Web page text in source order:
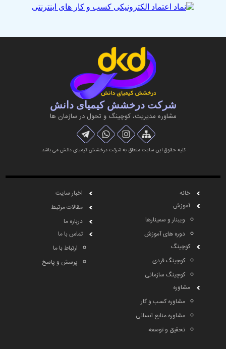
شرکت درخشش کیمیای دانش
مشاوره مديريت، کوچینگ و تحول در سازمان ها
کلیه حقوق این سایت متعلق به شرکت درخشش کیمیای دانش می باشد.
خانه
آموزش
ویبنار و سمینارها
دوره های آموزش
کوچینگ
کوچینگ فردی
کوچینگ سازمانی
مشاوره
مشاوره کسب و کار
مشاوره منابع انسانی
تحقیق و توسعه
اخبار سایت
مقالات مرتبط
درباره ما
تماس با ما
ارتباط با ما
پرسش و پاسخ